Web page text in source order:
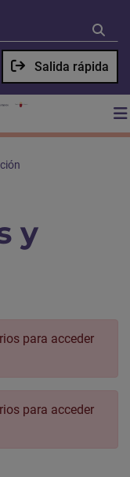
Salida rápida
y
para acceder
para acceder